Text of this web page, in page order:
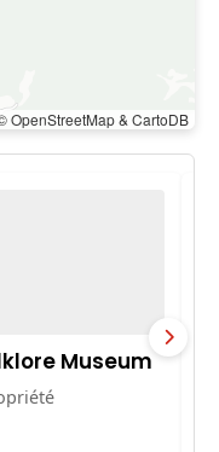
OpenStreetMap & CartoDB
Museum